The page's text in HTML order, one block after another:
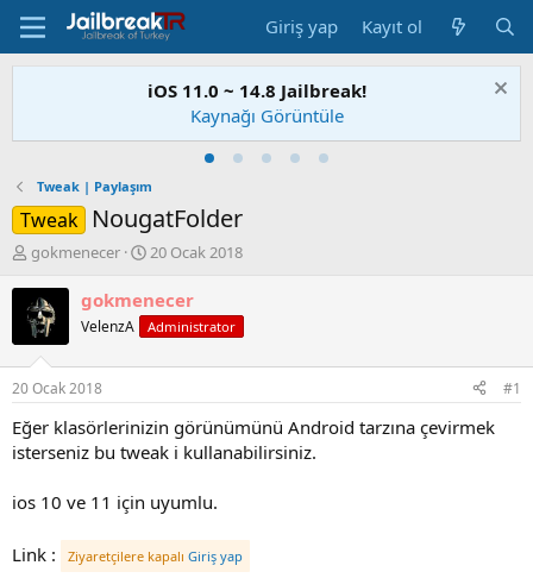
Giriş yap Kayıt ol
iOS 11.0 ~ 14.8 Jailbreak!
Kaynağı Görüntüle
Tweak | Paylaşım
Tweak NougatFolder
K
n
u
S
a
h
i
b
i
gokmenecer
B
ş
l
a
ı
ç
a
i
i
20 Ocak 2018
gokmenecer
VelenzA Administrator
20 Ocak 2018 #1
Eğer klasörlerinizin görünümünü Android tarzına çevirmek
isterseniz bu tweak i kullanabilirsiniz.
ios 10 ve 11 için uyumlu.
Link : Ziyaretçilere kapalı Giriş yap